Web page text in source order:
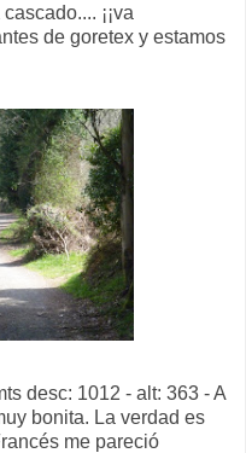
¡¡va
de goretex y estamos
desc: 1012 - alt: 363 - A
bonita. La verdad es
me pareció